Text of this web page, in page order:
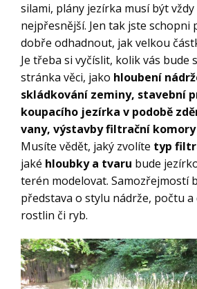
silami, plány jezírka musí být vždy
nejpřesnější. Jen tak jste schopni
dobře odhadnout, jak velkou
Je třeba si vyčíslit, kolik vás bude
stránka věci, jako hloubení
skládkování zeminy, stavební
koupacího jezírka v podobě
vany, výstavby filtrační komory
Musíte vědět, jaký zvolíte typ
jaké hloubky a tvaru bude
terén modelovat. Samozřejmostí
představa o stylu nádrže, počtu
rostlin či ryb.